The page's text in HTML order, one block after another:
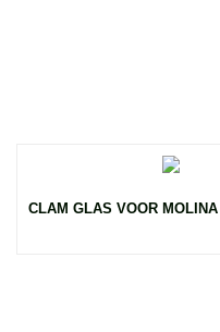
CLAM GLAS VOOR MOLINA